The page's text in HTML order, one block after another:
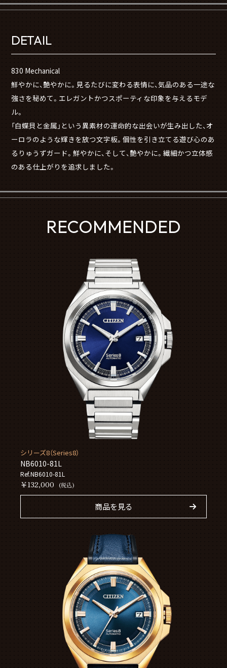
DETAIL
830 Mechanical
鮮やかに、艶やかに。見るたびに変わる表情に、気品のある一途な
強さを秘めて。エレガントかつスポーティな印象を与えるモデ
ル。
「白蝶貝と金属」という異素材の運命的な出会いが生み出した、オ
ーロラのような輝きを放つ文字板。個性を引き立てる遊び心のあ
るりゅうずガード。鮮やかに、そして、艶やかに。繊細かつ立体感
のある仕上がりを追求しました。
RECOMMENDED
シリーズ8（Series8）
NB6010-81L
Ref.NB6010-81L
￥132,000 (税込)
商品を見る